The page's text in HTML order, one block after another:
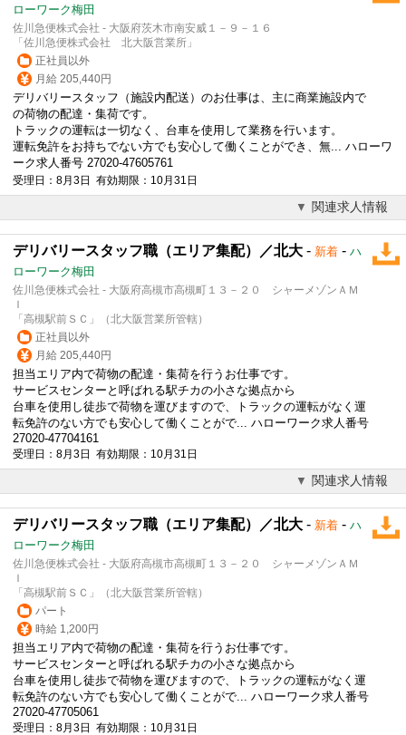
ローワーク梅田
佐川急便株式会社 - 大阪府茨木市南安威１－９－１６
「佐川急便株式会社 北大阪営業所」
正社員以外
月給 205,440円
デリバリー スタッフ（施設内配送）のお仕事は、主に商業施設内で
の荷物の配達・集荷です。
トラックの運転は一切なく、台車を使用して業務を行います。
運転免許をお持ちでない方でも安心して働くことができ、無... ハローワ
ーク求人番号 27020-47605761
受理日：8月3日 有効期限：10月31日
関連求人情報
デリバリースタッフ職（エリア集配）／北大 - 新着 - ハ
ローワーク梅田
佐川急便株式会社 - 大阪府高槻市高槻町１３－２０ シャーメゾンＡＭ
Ｉ
「高槻駅前ＳＣ」（北大阪営業所管轄）
正社員以外
月給 205,440円
担当エリア内で荷物の配達・集荷を行うお仕事です。
サービスセンターと呼ばれる駅チカの小さな拠点から
台車を使用し徒歩で荷物を運びますので、トラックの運転がなく運
転免許のない方でも安心して働くことがで... ハローワーク求人番号
27020-47704161
受理日：8月3日 有効期限：10月31日
関連求人情報
デリバリースタッフ職（エリア集配）／北大 - 新着 - ハ
ローワーク梅田
佐川急便株式会社 - 大阪府高槻市高槻町１３－２０ シャーメゾンＡＭ
Ｉ
「高槻駅前ＳＣ」（北大阪営業所管轄）
パート
時給 1,200円
担当エリア内で荷物の配達・集荷を行うお仕事です。
サービスセンターと呼ばれる駅チカの小さな拠点から
台車を使用し徒歩で荷物を運びますので、トラックの運転がなく運
転免許のない方でも安心して働くことがで... ハローワーク求人番号
27020-47705061
受理日：8月3日 有効期限：10月31日